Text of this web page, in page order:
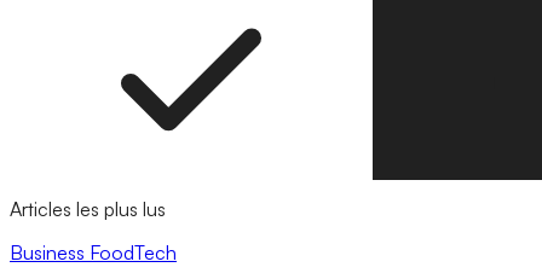
Articles les plus lus
Business FoodTech